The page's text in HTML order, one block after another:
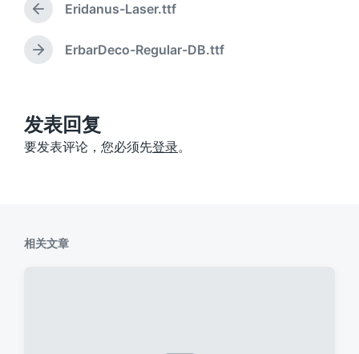
上
篇
文
章
Eridanus-Laser.ttf
下
：
ErbarDeco-Regular-DB.ttf
发表回复
要发表评论，您必须先登录。
相关文章